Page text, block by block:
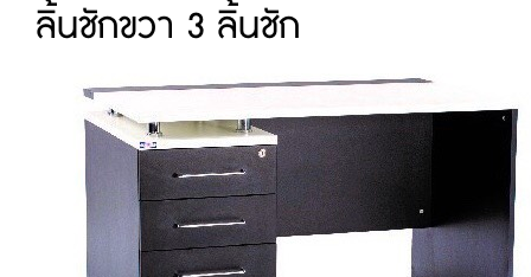
ลิ้นชักขวา 3 ลิ้นชัก